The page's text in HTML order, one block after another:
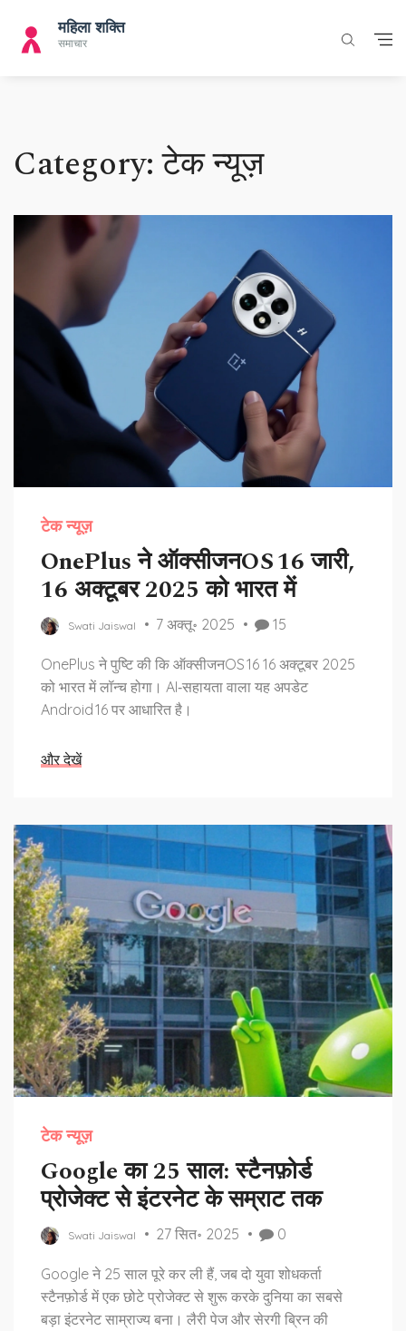
Category: टेक न्यूज़
टेक न्यूज़
OnePlus ने ऑक्सीजनOS 16 जारी,
16 अक्टूबर 2025 को भारत में
Swati Jaiswal 7 अक्तू॰ 2025 15
OnePlus ने पुष्टि की कि ऑक्सीजनOS 16 16 अक्टूबर 2025
को भारत में लॉन्च होगा। AI‑सहायता वाला यह अपडेट
Android 16 पर आधारित है।
और देखें
टेक न्यूज़
Google का 25 साल: स्टैनफ़ोर्ड
प्रोजेक्ट से इंटरनेट के सम्राट तक
Swati Jaiswal 27 सित॰ 2025 0
Google ने 25 साल पूरे कर ली हैं, जब दो युवा शोधकर्ता
स्टैनफ़ोर्ड में एक छोटे प्रोजेक्ट से शुरू करके दुनिया का सबसे
बड़ा इंटरनेट साम्राज्य बना। लैरी पेज और सेरगी ब्रिन की